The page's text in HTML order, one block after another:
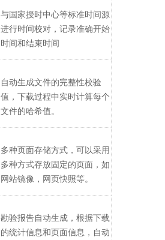
与国家授时中心等标准时间源
进行时间校对，记录准确开始
时间和结束时间
自动生成文件的完整性校验
值，下载过程中实时计算每个
文件的哈希值。
多种页面存储方式，可以采用
多种方式存放固定的页面，如
网站镜像，网页快照等。
勘验报告自动生成，根据下载
的统计信息和页面信息，自动